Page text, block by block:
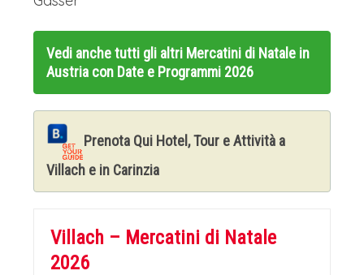
risplendono contro la facciata
barocca della basilica, illuminando
manufatti artigianali, decorazioni
tradizionali e prelibatezze locali. La
maestosa piazza, con il suo grande
albero addobbato, è avvolta da
e gioia festosa.Chiamato "Stella
Vedi anche tutti gli altri Mercatini di Natale in
Austria con Date e Programmi 2026
Prenota Qui Hotel, Tour e Attività a
Villach e in Carinzia
Villach – Mercatini di Natale
2026